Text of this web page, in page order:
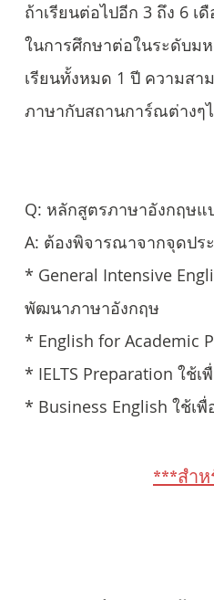
ถ้าเรียนต่อไปอีก 3 ถึง 6
ในการศึกษาต่อในระดับม
เรียนทั้งหมด 1 ปี ความสา
ภาษากับสถานการ์ณต่างๆ
Q: หลักสูตรภาษาอังกฤษแ
A: ต้องพิจารณาจากจุดปร
* General Intensive
พัฒนาภาษาอังกฤษ
* English for Academic
* IELTS Preparation ใช้เ
* Business English ใช้เ
***สำ